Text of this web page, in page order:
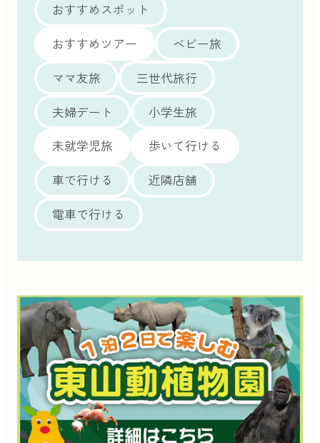
おすすめスポット
おすすめツアー
ベビー旅
ママ友旅
三世代旅行
夫婦デート
小学生旅
未就学児旅
歩いて行ける
車で行ける
近隣店舗
電車で行ける